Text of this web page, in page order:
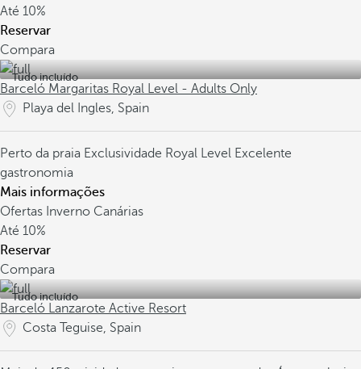
Até 10%
Reservar
Compara
Tudo incluído
Barceló Margaritas Royal Level - Adults Only
Playa del Ingles, Spain
Perto da praia Exclusividade Royal Level Excelente
gastronomia
Mais informações
Ofertas Inverno Canárias
Até 10%
Reservar
Compara
Tudo incluído
Barceló Lanzarote Active Resort
Costa Teguise, Spain